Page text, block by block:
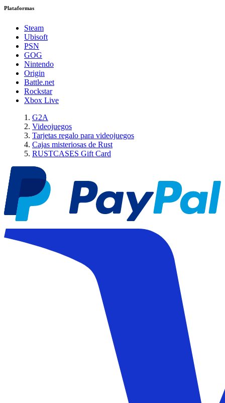
Plataformas
Steam
Ubisoft
PSN
GOG
Nintendo
Origin
Battle.net
Rockstar
Xbox Live
G2A
Videojuegos
Tarjetas regalo para videojuegos
Cajas misteriosas de Rust
RUSTCASES Gift Card